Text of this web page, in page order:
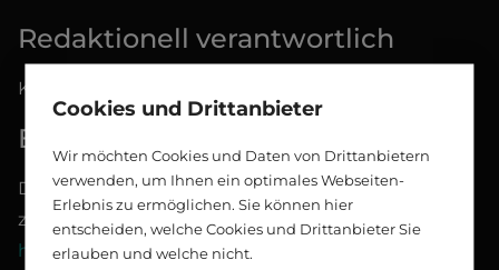
Cookies und Drittanbieter
Wir möchten Cookies und Daten von Drittanbietern
verwenden, um Ihnen ein optimales Webseiten-
Erlebnis zu ermöglichen. Sie können hier
entscheiden, welche Cookies und Drittanbieter Sie
erlauben und welche nicht.
Redaktionell verantwortlich
Klaus Peters
EU-Streitschlichtung
Die Europäische Kommission stellt eine Plattform
zur Online-Streitbeilegung (OS) bereit:
https://ec.europa.eu/consumers/odr/